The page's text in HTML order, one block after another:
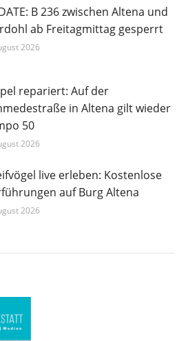
B 236 zwischen Altena und
ab Freitagmittag gesperrt
2026
repariert: Auf der
in Altena gilt wieder
50
2026
live erleben: Kostenlose
auf Burg Altena
2026